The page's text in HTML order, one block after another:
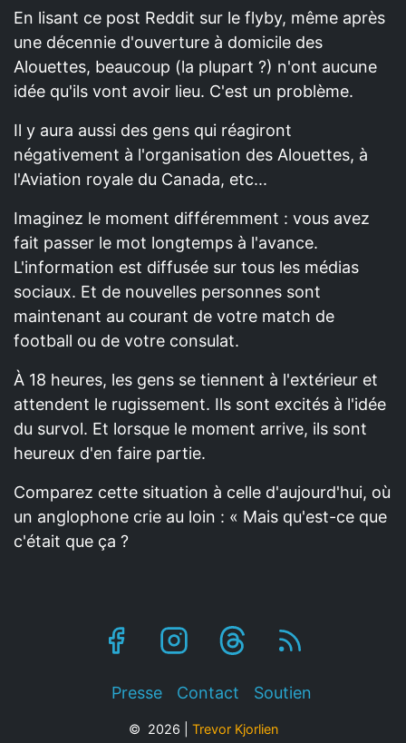
En lisant ce post Reddit sur le flyby, même après
une décennie d'ouverture à domicile des
Alouettes, beaucoup (la plupart ?) n'ont aucune
idée qu'ils vont avoir lieu. C'est un problème.
Il y aura aussi des gens qui réagiront
négativement à l'organisation des Alouettes, à
l'Aviation royale du Canada, etc...
Imaginez le moment différemment : vous avez
fait passer le mot longtemps à l'avance.
L'information est diffusée sur tous les médias
sociaux. Et de nouvelles personnes sont
maintenant au courant de votre match de
football ou de votre consulat.
À 18 heures, les gens se tiennent à l'extérieur et
attendent le rugissement. Ils sont excités à l'idée
du survol. Et lorsque le moment arrive, ils sont
heureux d'en faire partie.
Comparez cette situation à celle d'aujourd'hui, où
un anglophone crie au loin : « Mais qu'est-ce que
c'était que ça ?
Presse Contact Soutien
© 2026 | Trevor Kjorlien